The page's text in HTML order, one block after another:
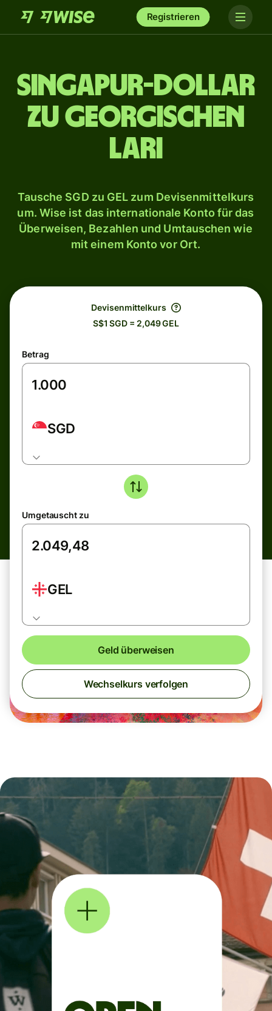
Registrieren
Singapur-Dollar
zu georgischen
Lari
Tausche SGD zu GEL zum Devisenmittelkurs
um. Wise ist das internationale Konto für das
Überweisen, Bezahlen und Umtauschen wie
mit einem Konto vor Ort.
Devisenmittelkurs
S$1 SGD = 2,049 GEL
Betrag
SGD
Umgetauscht zu
GEL
Geld überweisen
Wechselkurs verfolgen